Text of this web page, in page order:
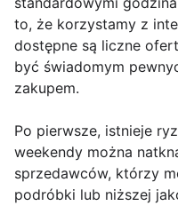
to, że korzystamy z
dostępne są liczne
być świadomym
zakupem.
Po pierwsze, istnieje
weekendy można
sprzedawców, którzy
podróbki lub niższej